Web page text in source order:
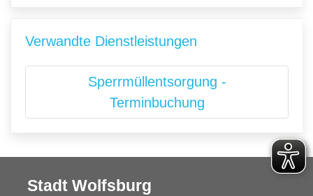
Verwandte Dienstleistungen
Sperrmüllentsorgung -
Terminbuchung
Stadt Wolfsburg